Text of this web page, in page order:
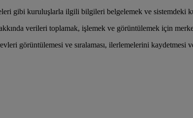
gibi kuruluşlarla ilgili bilgileri belgelemek ve sistemdeki
verileri toplamak, işlemek ve görüntülemek için
görüntülemesi ve sıralaması, ilerlemelerini